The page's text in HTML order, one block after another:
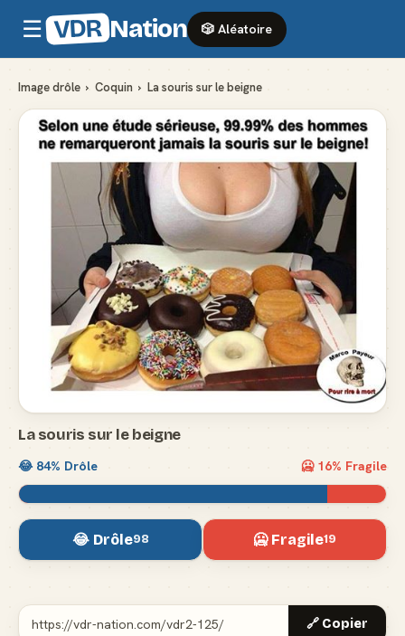
☰ VDR Nation 🎲 Aléatoire
Image drôle › Coquin › La souris sur le beigne
La souris sur le beigne
😂 84% Drôle 🥶 16% Fragile
😂 Drôle98 🥶 Fragile19
🔗 Copier